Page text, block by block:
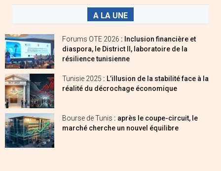
A LA UNE
Forums OTE 2026 : Inclusion financière et
diaspora, le District II, laboratoire de la
résilience tunisienne
Tunisie 2025 : L’illusion de la stabilité face à la
réalité du décrochage économique
Bourse de Tunis : après le coupe-circuit, le
marché cherche un nouvel équilibre